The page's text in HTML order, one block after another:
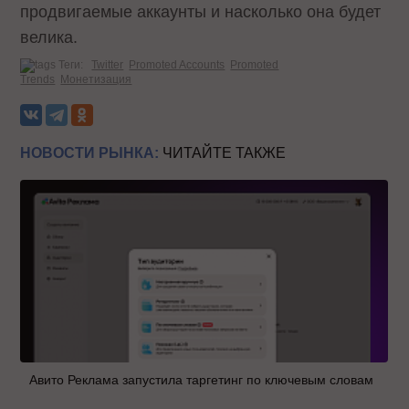
продвигаемые аккаунты и насколько она будет
велика.
Теги: Twitter Promoted Accounts
Promoted
Trends
Монетизация
НОВОСТИ РЫНКА: ЧИТАЙТЕ ТАКЖЕ
Авито Реклама запустила таргетинг по ключевым словам